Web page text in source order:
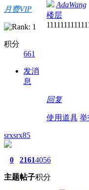
月费VIP
积分
661
发消
息
AdaWang
楼层
回复
使用道具 举
srxsrx85
0
主题
2161
帖子
4056
积分